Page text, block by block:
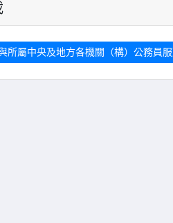
所屬中央及地方各機關（構）公務員